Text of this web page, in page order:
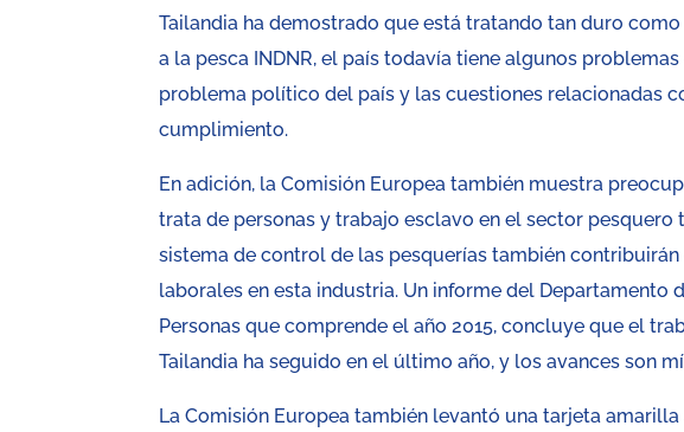
Tailandia ha demostrado que está tratando tan duro
a la pesca INDNR, el país todavía tiene algunos
problema político del país y las cuestiones relacionadas
cumplimiento.
En adición, la Comisión Europea también muestra
trata de personas y trabajo esclavo en el sector
sistema de control de las pesquerías también
laborales en esta industria. Un informe del Departamento
Personas que comprende el año 2015, concluye que el
Tailandia ha seguido en el último año, y los avances son
La Comisión Europea también levantó una tarjeta